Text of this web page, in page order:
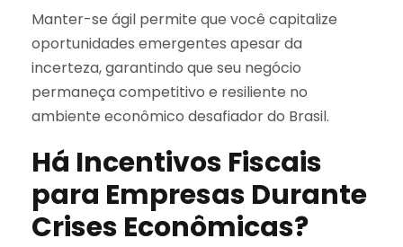
Manter-se ágil permite que você capitalize
oportunidades emergentes apesar da
incerteza, garantindo que seu negócio
permaneça competitivo e resiliente no
ambiente econômico desafiador do Brasil.
Há Incentivos Fiscais
para Empresas Durante
Crises Econômicas?